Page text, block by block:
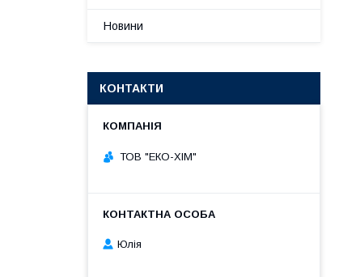
Новини
КОНТАКТИ
ТОВ "ЕКО-ХІМ"
Юлія